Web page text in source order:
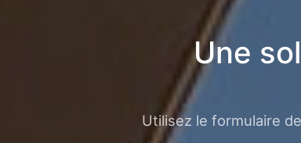
Une
Utilisez le formulaire